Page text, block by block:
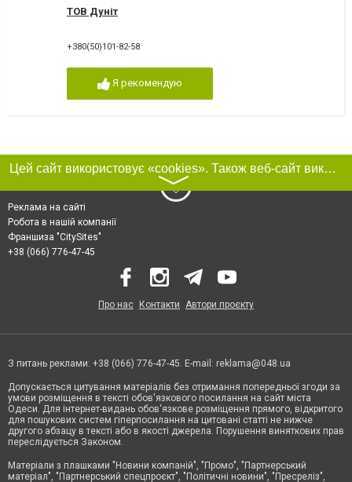
ТОВ Дуніт
+380(50)101-82-58
Я рекомендую
Цей сайт використовує «cookies». Також веб-сайт використовує інтернет-сервіс для збору технічних даних стосовно відвідувачів з метою отримання маркетингової та статистичної інформації. Умови обробки даних відвідувачів сайту див.
〉
Реклама на сайті
Робота в нашій компанії
Франшиза "CitySites"
+38 (066) 776-47-45
Про нас Контакти Автори проєкту
З питань реклами: +38 (066) 776-47-45. E-mail: reklama@048.ua
Допускається цитування матеріалів без отримання попередньої згоди за
умови розміщення в тексті обов'язкового посилання на сайт міста
Одеси. Для інтернет-видань обов'язкове розміщення прямого, відкритого
для пошукових систем гіперпосилання на цитовані статті не нижче
другого абзацу в тексті або в якості джерела. Порушення виняткових прав
переслідується Законом.
Матеріали з плашками "Новини компаній", "Промо", "Партнерський
матеріал", "Партнерський спецпроєкт", "Політичні новини", "Пресреліз",